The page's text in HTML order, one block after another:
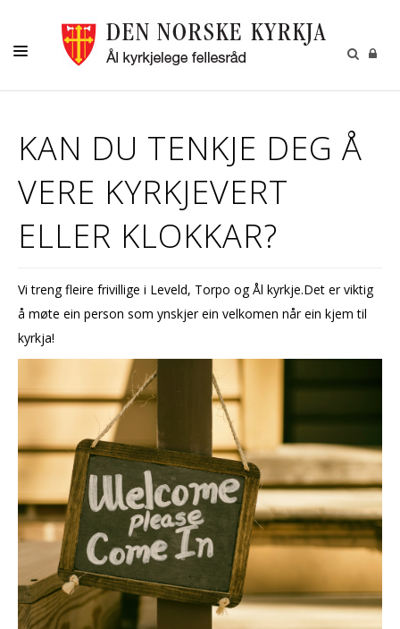
KYRKJENE
BARN OG UNGDOM
KYRKJEBLADET
RÅD OG UTVALG
KONTAKT
KAN DU TENKJE DEG Å
VERE KYRKJEVERT
ELLER KLOKKAR?
Vi treng fleire frivillige i Leveld, Torpo og Ål kyrkje.Det er viktig
å møte ein person som ynskjer ein velkomen når ein kjem til
kyrkja!